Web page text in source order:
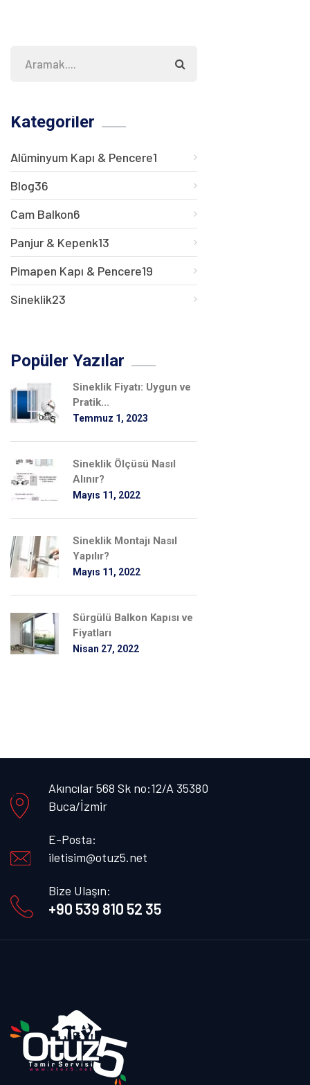
Kategoriler
Alüminyum Kapı & Pencere1
Blog36
Cam Balkon6
Panjur & Kepenk13
Pimapen Kapı & Pencere19
Sineklik23
Popüler Yazılar
Sineklik Fiyatı: Uygun ve
Pratik...
Temmuz 1, 2023
Sineklik Ölçüsü Nasıl
Alınır?
Mayıs 11, 2022
Sineklik Montajı Nasıl
Yapılır?
Mayıs 11, 2022
Sürgülü Balkon Kapısı ve
Fiyatları
Nisan 27, 2022
Akıncılar 568 Sk no:12/A 35380
Buca/İzmir
E-Posta:
iletisim@otuz5.net
Bize Ulaşın:
+90 539 810 52 35